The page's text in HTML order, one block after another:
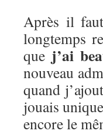
Après il
longtemps
que j’ai
nouveau
quand
jouais
encore le